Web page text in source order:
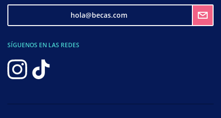
hola@becas.com
SÍGUENOS EN LAS REDES